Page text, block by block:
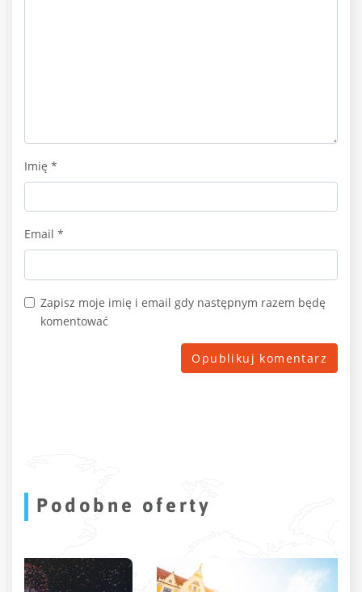
Imię *
Email *
Zapisz moje imię i email gdy następnym razem będę
komentować
Podobne oferty